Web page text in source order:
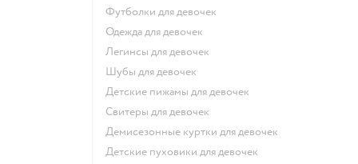
Футболки для девочек
Одежда для девочек
Легинсы для девочек
Шубы для девочек
Детские пижамы для девочек
Свитеры для девочек
Демисезонные куртки для девочек
Детские пуховики для девочек